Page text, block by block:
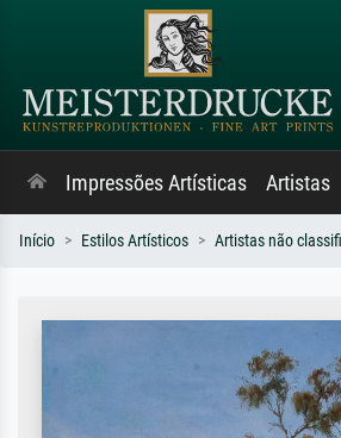
Impressões Artísticas Artistas
Início Estilos Artísticos Artistas não